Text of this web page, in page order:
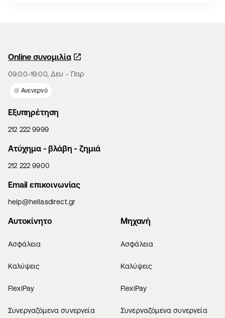
Online συνομιλία
09:00-19:00, Δευ - Παρ
Ανενεργό
Εξυπηρέτηση
212 222 9999
Aτύχημα - βλάβη - ζημιά
212 222 9900
Email επικοινωνίας
help@hellasdirect.gr
Αυτοκίνητο
Ασφάλεια
Καλύψεις
FlexiPay
Συνεργαζόμενα συνεργεία
Μηχανή
Ασφάλεια
Καλύψεις
FlexiPay
Συνεργαζόμενα συνεργεία